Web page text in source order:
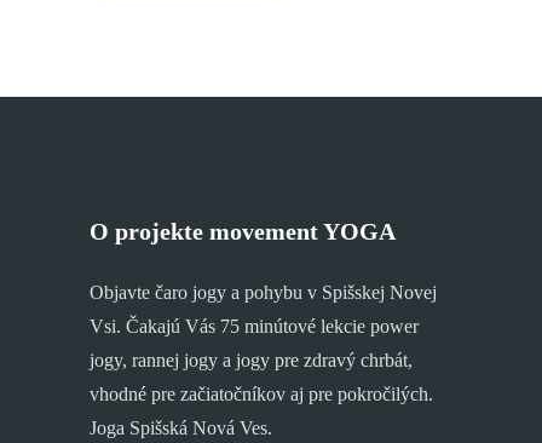
O projekte movement YOGA
Objavte čaro jogy a pohybu v Spišskej Novej
Vsi. Čakajú Vás 75 minútové lekcie power
jogy, rannej jogy a jogy pre zdravý chrbát,
vhodné pre začiatočníkov aj pre pokročilých.
Joga Spišská Nová Ves.